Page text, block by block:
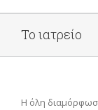
Το ιατρείο
Η όλη